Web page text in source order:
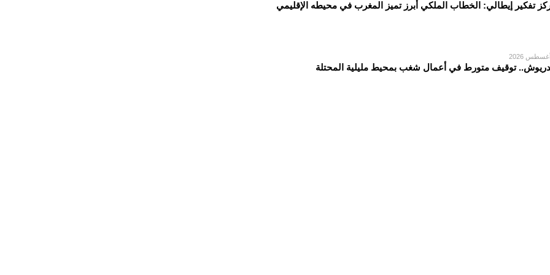
تفكير إيطالي: الخطاب الملكي أبرز تميز المغرب في محيطه الإقليمي
توقيف متورط في أعمال شغب بمحيط مليلية المحتلة